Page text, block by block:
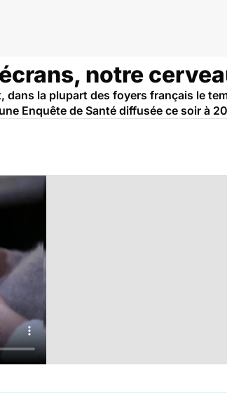
notre
dans la plupart des foyers français le
Enquête de Santé diffusée ce soir à